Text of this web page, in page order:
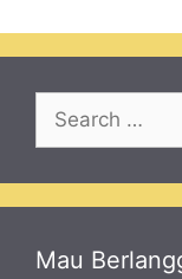
for:
Mau